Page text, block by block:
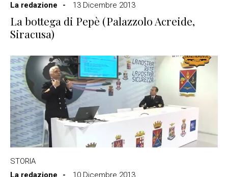
La redazione
13 Dicembre 2013
La bottega di Pepè (Palazzolo Acreide,
Siracusa)
STORIA
La redazione
10 Dicembre 2013